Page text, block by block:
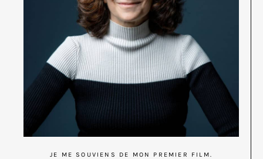
JE ME SOUVIENS DE MON PREMIER FILM.